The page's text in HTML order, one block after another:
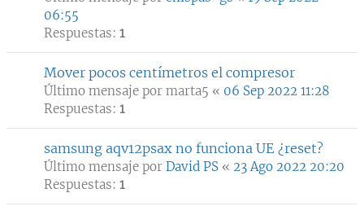
06:55
Respuestas: 1
Mover pocos centímetros el compresor
Último mensaje por marta5 « 06 Sep 2022 11:28
Respuestas: 1
samsung aqv12psax no funciona UE ¿reset?
Último mensaje por David PS « 23 Ago 2022 20:20
Respuestas: 1